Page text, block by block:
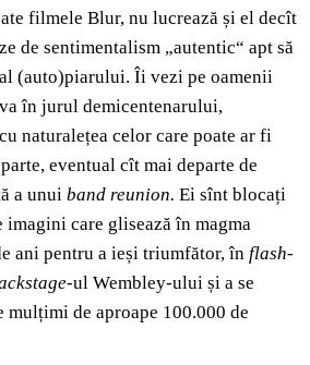
filmele Blur, nu lucrează și el decît
de sentimentalism „autentic“ apt să
(auto)piarului. Îi vezi pe oamenii
în jurul demicentenarului,
naturalețea celor care poate ar fi
eventual cît mai departe de
a unui band reunion. Ei sînt blocați
care glisează în magma
ani pentru a ieși triumfător, în flash-
-ul Wembley-ului și a se
mulțimi de aproape 100.000 de